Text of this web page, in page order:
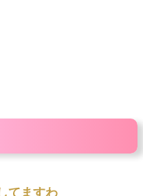
てますわ